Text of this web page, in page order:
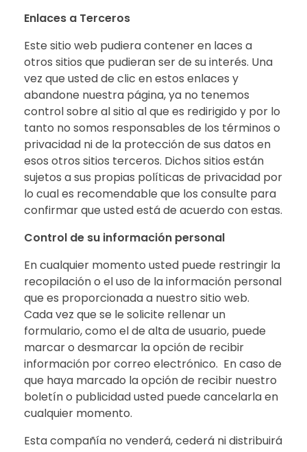
Enlaces a Terceros
Este sitio web pudiera contener en laces a
otros sitios que pudieran ser de su interés. Una
vez que usted de clic en estos enlaces y
abandone nuestra página, ya no tenemos
control sobre al sitio al que es redirigido y por lo
tanto no somos responsables de los términos o
privacidad ni de la protección de sus datos en
esos otros sitios terceros. Dichos sitios están
sujetos a sus propias políticas de privacidad por
lo cual es recomendable que los consulte para
confirmar que usted está de acuerdo con estas.
Control de su información personal
En cualquier momento usted puede restringir la
recopilación o el uso de la información personal
que es proporcionada a nuestro sitio web.
Cada vez que se le solicite rellenar un
formulario, como el de alta de usuario, puede
marcar o desmarcar la opción de recibir
información por correo electrónico. En caso de
que haya marcado la opción de recibir nuestro
boletín o publicidad usted puede cancelarla en
cualquier momento.
Esta compañía no venderá, cederá ni distribuirá